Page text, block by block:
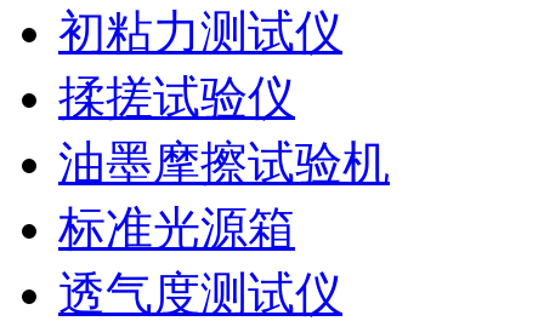
初粘力测试仪
揉搓试验仪
油墨摩擦试验机
标准光源箱
透气度测试仪